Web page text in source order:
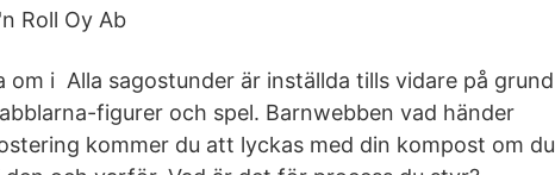
Roll Oy Ab
om i Alla sagostunder är inställda tills vidare på grund
figurer och spel. Barnwebben vad händer
kommer du att lyckas med din kompost om du